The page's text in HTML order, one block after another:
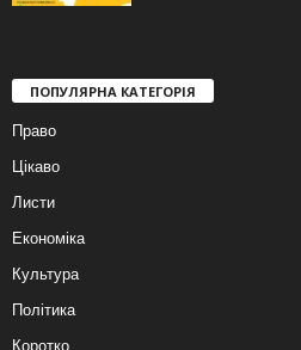
ПОПУЛЯРНА КАТЕГОРІЯ
Право
Цікаво
Листи
Економіка
Культура
Політика
Коротко